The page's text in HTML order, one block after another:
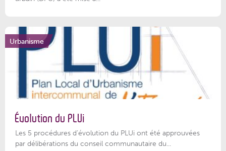
Urbanisme
Évolution du PLUi
Les 5 procédures d’évolution du PLUi ont été approuvées
par délibérations du conseil communautaire du...